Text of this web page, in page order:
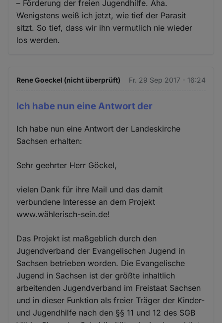
– Förderung der freien Jugendhilfe. Aha.
Wenigstens weiß ich jetzt, wie tief der Parasit
sitzt. So tief, dass wir ihn vermutlich nie wieder
los werden.
Rene Goeckel (nicht überprüft) Fr. 29 Sep 2017 - 16:24
Ich habe nun eine Antwort der
Ich habe nun eine Antwort der Landeskirche
Sachsen erhalten:
Sehr geehrter Herr Göckel,
vielen Dank für ihre Mail und das damit
verbundene Interesse an dem Projekt
www.wählerisch-sein.de!
Das Projekt ist maßgeblich durch den
Jugendverband der Evangelischen Jugend in
Sachsen betrieben worden. Die Evangelische
Jugend in Sachsen ist der größte inhaltlich
arbeitenden Jugendverband im Freistaat Sachsen
und in dieser Funktion als freier Träger der Kinder-
und Jugendhilfe nach den §§ 11 und 12 des SGB